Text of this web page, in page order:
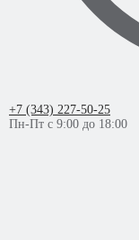
+7 (343) 227-50-25
Пн-Пт с 9:00 до 18:00